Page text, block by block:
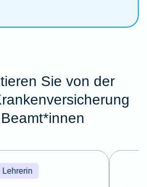
Sie von der
Lehrerin